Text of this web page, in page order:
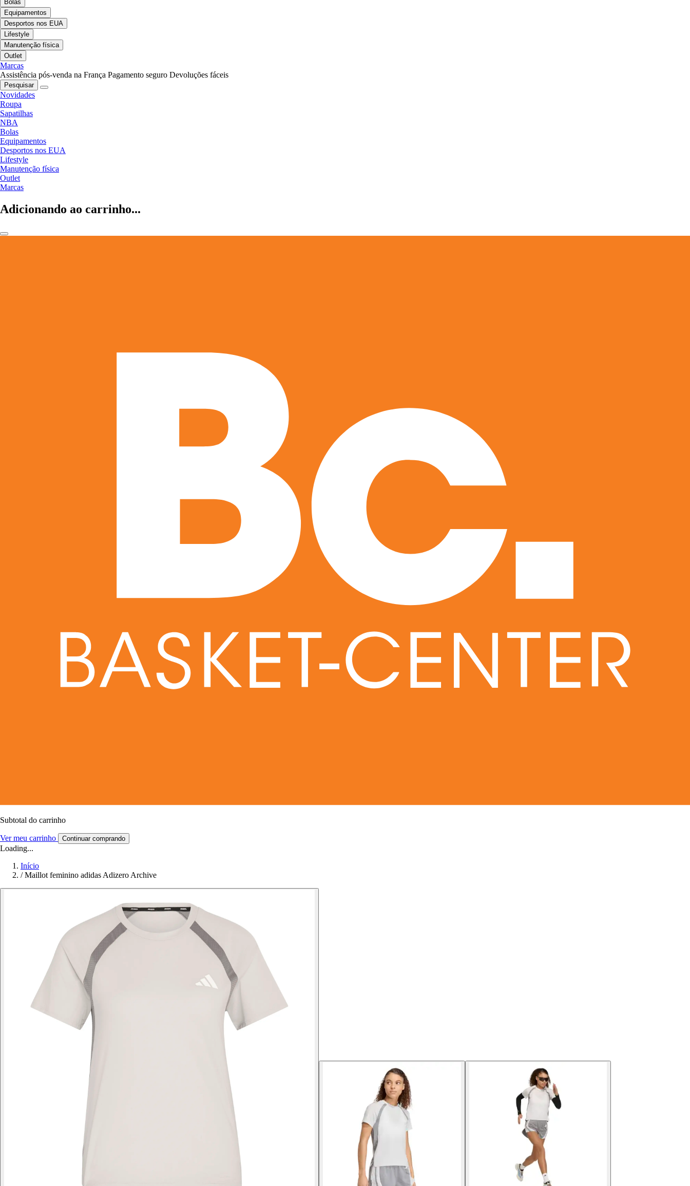
Bolas
Equipamentos
Desportos nos EUA
Lifestyle
Manutenção física
Outlet
Marcas
Assistência pós-venda na França Pagamento seguro Devoluções fáceis
Pesquisar
Novidades
Roupa
Sapatilhas
NBA
Bolas
Equipamentos
Desportos nos EUA
Lifestyle
Manutenção física
Outlet
Marcas
Adicionando ao carrinho...
Subtotal do carrinho
Ver meu carrinho Continuar comprando
Loading...
Início
/ Maillot feminino adidas Adizero Archive